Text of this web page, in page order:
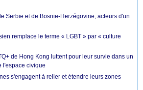
Serbie et de Bosnie-Herzégovine, acteurs d'un
remplace le terme « LGBT » par « culture
de Hong Kong luttent pour leur survie dans un
l'espace civique
s'engagent à relier et étendre leurs zones